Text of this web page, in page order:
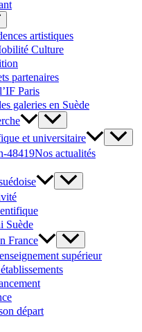
artistiques
Culture
partenaires
Paris
galeries en Suède
et universitaire
Nos actualités
Suède
France
supérieur
départ